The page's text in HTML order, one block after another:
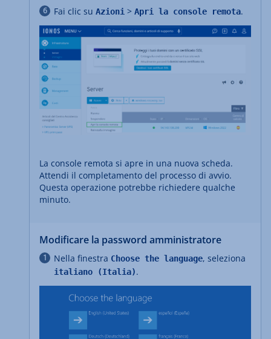
Fai clic su Azioni > Apri la console remota.
La console remota si apre in una nuova scheda.
Attendi il completamento del processo di avvio.
Questa operazione potrebbe richiedere qualche
minuto.
Modificare la password amministratore
Nella finestra Choose the language, seleziona
italiano (Italia).